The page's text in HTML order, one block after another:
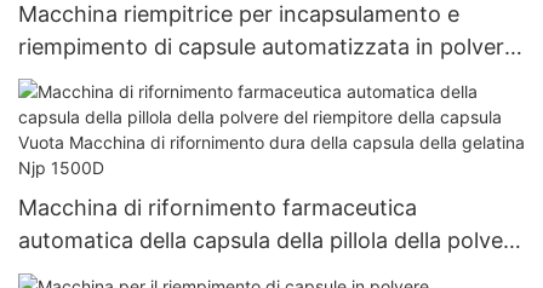
Macchina riempitrice per incapsulamento e
riempimento di capsule automatizzata in polvere
farmaceutica completamente automatica NJP
1200C
Macchina di rifornimento farmaceutica
automatica della capsula della pillola della polvere
del riempitore della capsula Vuota Macchina di